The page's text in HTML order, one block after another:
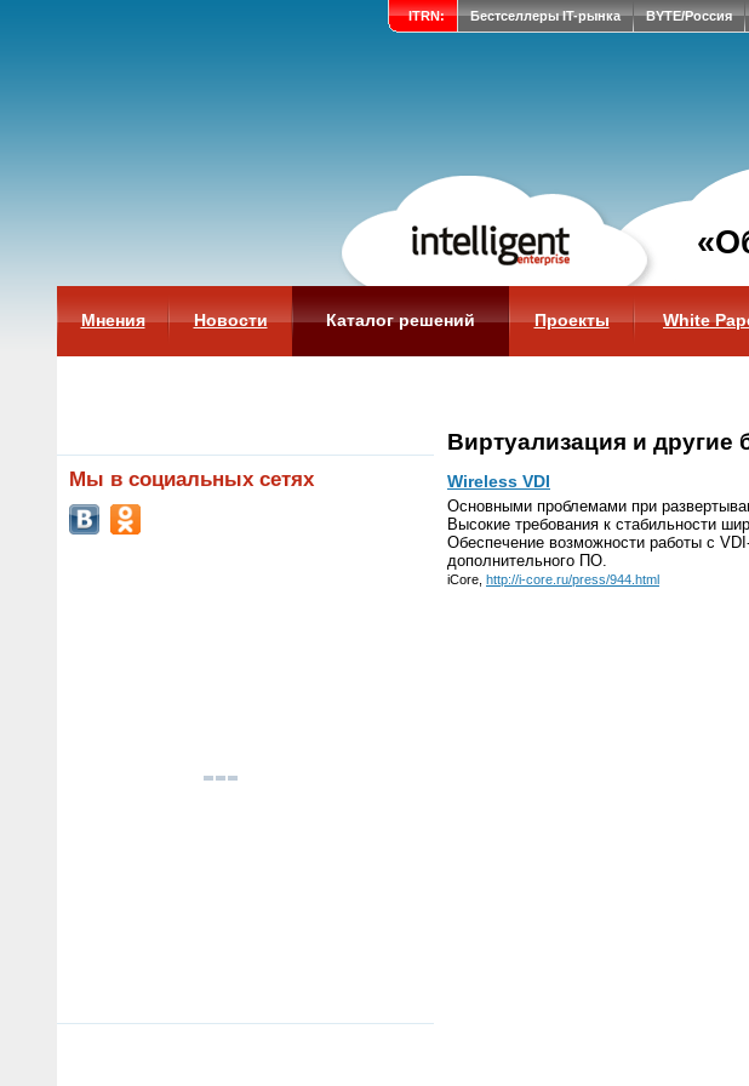
ITRN: Бестселлеры IT-рынка BYTE/Россия
Мнения Новости Каталог решений Проекты White
Мы в социальных сетях
Виртуализация и другие
Wireless VDI
Основными проблемами при
Высокие требования к стабильности
Обеспечение возможности работы с
дополнительного ПО.
iCore, http://i-core.ru/press/944.html